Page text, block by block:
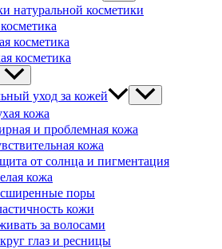
натуральной косметики
косметика
косметика
уход за кожей
кожа
и проблемная кожа
кожа
от солнца и пигментация
кожа
поры
кожи
за волосами
глаз и ресницы